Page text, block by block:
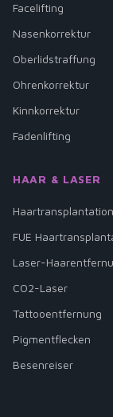
Facelifting
Nasenkorrektur
Oberlidstraffung
Ohrenkorrektur
Kinnkorrektur
Fadenlifting
HAAR & LASER
Haartransplantation
FUE
Laser-
CO2-Laser
Tattooentfernung
Pigmentflecken
Besenreiser